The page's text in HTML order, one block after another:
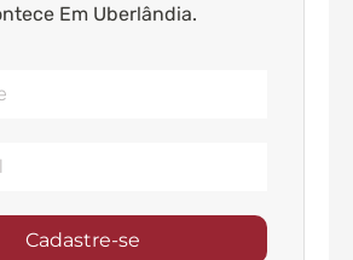
Em Uberlândia.
Cadastre-se